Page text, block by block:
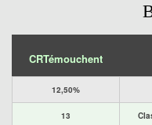
CRTémouchent
12,50%
13